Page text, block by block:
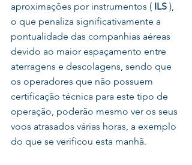
aproximações por instrumentos ( ILS ),
o que penaliza significativamente a
pontualidade das companhias aéreas
devido ao maior espaçamento entre
aterragens e descolagens, sendo que
os operadores que não possuem
certificação técnica para este tipo de
operação, poderão mesmo ver os seus
voos atrasados várias horas, a exemplo
do que se verificou esta manhã.